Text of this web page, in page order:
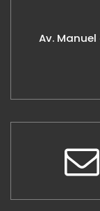
Av. Manuel